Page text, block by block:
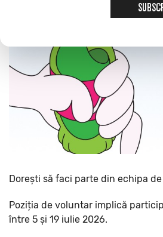
Dorești să faci parte din echipa
Poziția de voluntar implică
între 5 și 19 iulie 2026.